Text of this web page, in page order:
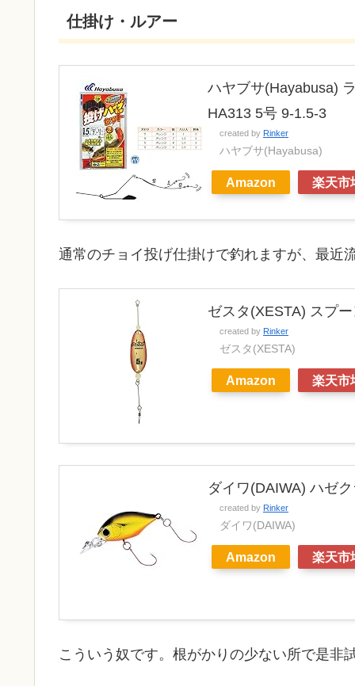
仕掛け・ルアー
ハヤブサ(Hayabusa)
HA313 5号 9-1.5-3
created by Rinker
ハヤブサ(Hayabusa)
Amazon 楽天市
通常のチョイ投げ仕掛けで釣れますが、最近
ゼスタ(XESTA) スプ
created by Rinker
ゼスタ(XESTA)
Amazon 楽天市
ダイワ(DAIWA) ハゼ
created by Rinker
ダイワ(DAIWA)
Amazon 楽天市
こういう奴です。根がかりの少ない所で是非